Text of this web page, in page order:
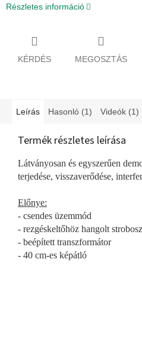
Részletes információ
KÉRDÉS MEGOSZTÁS
Leírás Hasonló (1) Videók (1)
Termék részletes leírása
Látványosan és egyszerűen
terjedése, visszaverődése,
Előnye:
- csendes üzemmód
- rezgéskeltőhöz hangolt
- beépített transzformátor
- 40 cm-es képátló